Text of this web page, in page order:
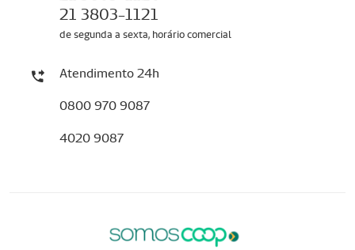
21 3803-1121
de segunda a sexta, horário comercial
Atendimento 24h
0800 970 9087
4020 9087